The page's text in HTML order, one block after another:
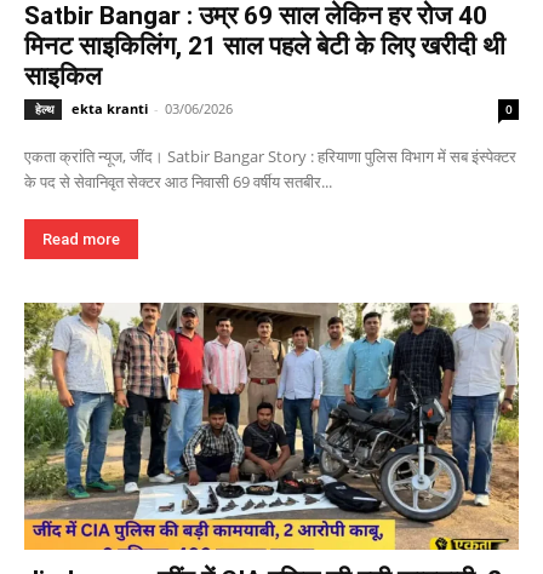
Satbir Bangar : उम्र 69 साल लेकिन हर रोज 40
मिनट साइकिलिंग, 21 साल पहले बेटी के लिए खरीदी थी
साइकिल
हेल्थ ekta kranti - 03/06/2026 0
एकता क्रांति न्यूज, जींद। Satbir Bangar Story : हरियाणा पुलिस विभाग में सब इंस्पेक्टर
के पद से सेवानिवृत सेक्टर आठ निवासी 69 वर्षीय सतबीर...
Read more